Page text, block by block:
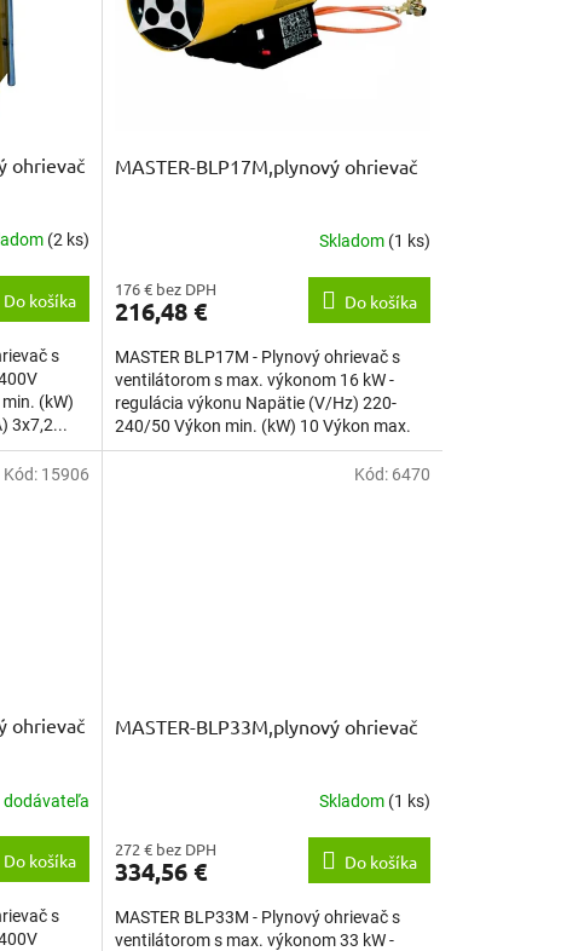
ohrievač
(2 ks)
Do košíka
s
(kW)
3x7,2...
MASTER-BLP17M,plynový ohrievač
Skladom (1 ks)
176 € bez DPH
216,48 € Do košíka
MASTER BLP17M - Plynový ohrievač s
ventilátorom s max. výkonom 16 kW -
regulácia výkonu Napätie (V/Hz) 220-
240/50 Výkon min. (kW) 10 Výkon max.
(kW) 16...
ohrievač
dodávateľa
Do košíka
s
Kód: 15906
MASTER-BLP33M,plynový ohrievač
Skladom (1 ks)
272 € bez DPH
334,56 € Do košíka
MASTER BLP33M - Plynový ohrievač s
ventilátorom s max. výkonom 33 kW -
Kód: 6470